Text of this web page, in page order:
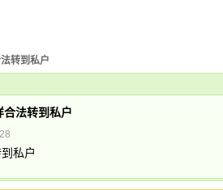
转到私户
合法转到私户
私户